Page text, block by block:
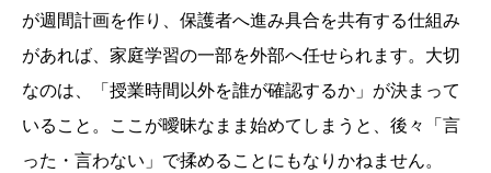
が週間計画を作り、保護者へ進み具合を共有する仕組み
があれば、家庭学習の一部を外部へ任せられます。大切
なのは、「授業時間以外を誰が確認するか」が決まって
いること。ここが曖昧なまま始めてしまうと、後々「言
った・言わない」で揉めることにもなりかねません。